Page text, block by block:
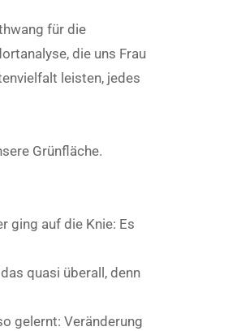
für die
die uns Frau
leisten, jedes
Grünfläche.
ging auf die Knie: Es
quasi überall, denn
gelernt: Veränderung